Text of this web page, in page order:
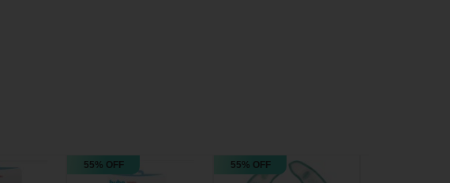
55% OFF 55% OFF